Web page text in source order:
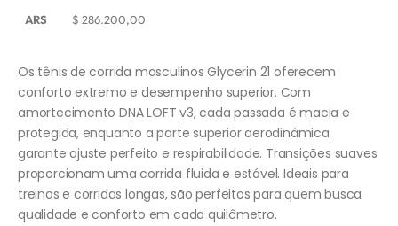
ARS $ 286.200,00
Os tênis de corrida masculinos Glycerin 21 oferecem
conforto extremo e desempenho superior. Com
amortecimento DNA LOFT v3, cada passada é macia e
protegida, enquanto a parte superior aerodinâmica
garante ajuste perfeito e respirabilidade. Transições suaves
proporcionam uma corrida fluida e estável. Ideais para
treinos e corridas longas, são perfeitos para quem busca
qualidade e conforto em cada quilômetro.